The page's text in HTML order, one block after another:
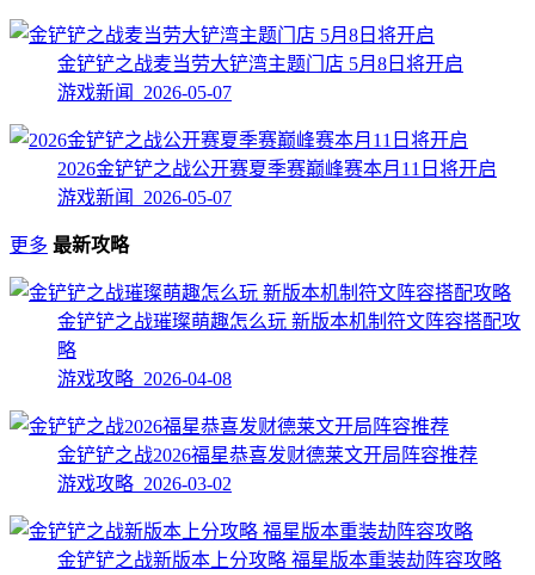
金铲铲之战麦当劳大铲湾主题门店 5月8日将开启
游戏新闻 2026-05-07
2026金铲铲之战公开赛夏季赛巅峰赛本月11日将开启
游戏新闻 2026-05-07
更多 最新攻略
金铲铲之战璀璨萌趣怎么玩 新版本机制符文阵容搭配攻
略
游戏攻略 2026-04-08
金铲铲之战2026福星恭喜发财德莱文开局阵容推荐
游戏攻略 2026-03-02
金铲铲之战新版本上分攻略 福星版本重装劫阵容攻略